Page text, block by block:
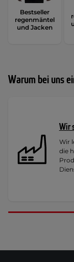
Bestseller
regenmäntel
und Jacken
Warum bei uns
Wir
Wir
die